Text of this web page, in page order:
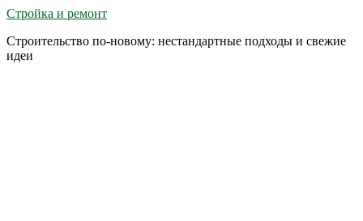
Стройка и ремонт
Строительство по-новому: нестандартные подходы и свежие
идеи